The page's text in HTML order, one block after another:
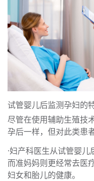
试管婴儿后监测孕妇的
尽管在使用辅助生殖技
孕后一样，但对此类患
·妇产科医生从试管婴儿
而准妈妈则更经常去医
妇女和胎儿的健康。